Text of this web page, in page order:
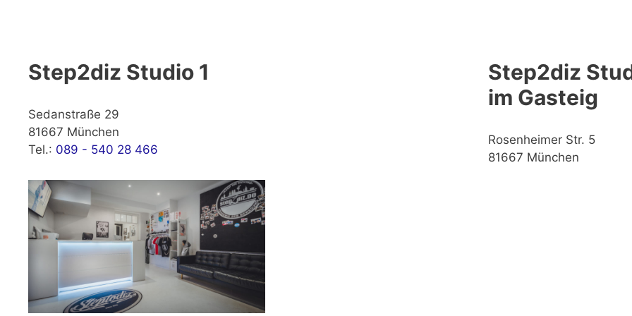
Step2diz Studio 1
Sedanstraße 29
81667 München
Tel.: 089 - 540 28 466
Step2diz
im Gasteig
Rosenheimer Str. 5
81667 München